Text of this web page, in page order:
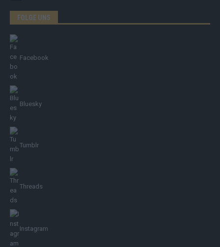
FOLGE UNS
Facebook
Bluesky
Tumblr
Threads
Instagram